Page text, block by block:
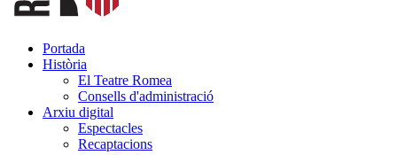
Portada
Història
El Teatre Romea
Consells d'administració
Arxiu digital
Espectacles
Recaptacions